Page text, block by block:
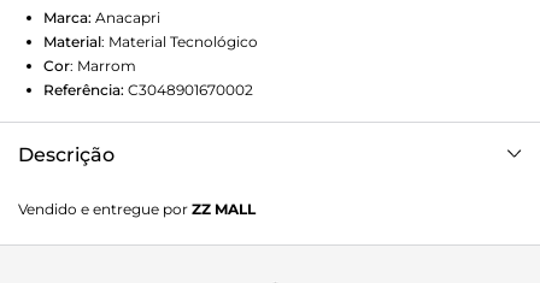
Marca: Anacapri
Material: Material Tecnológico
Cor: Marrom
Referência: C3048901670002
Descrição
em adorno metálico, na cor marrom. O modelo de material
similar ao couro com efeito acetinado apresenta salto em
Vendido e entregue por ZZ MALL